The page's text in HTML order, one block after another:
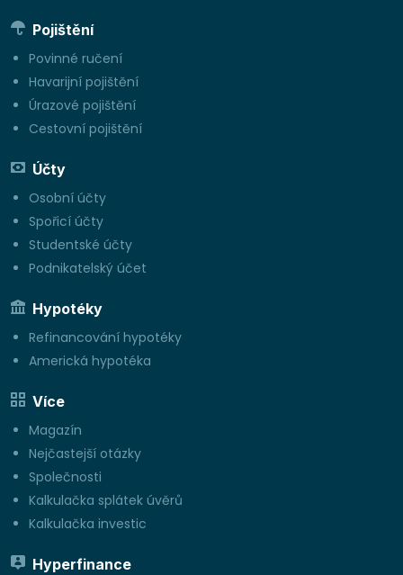
Pojištění
Povinné ručení
Havarijní pojištění
Úrazové pojištění
Cestovní pojištění
Účty
Osobní účty
Spořicí účty
Studentské účty
Podnikatelský účet
Hypotéky
Refinancování hypotéky
Americká hypotéka
Více
Magazín
Nejčastejší otázky
Společnosti
Kalkulačka splátek úvěrů
Kalkulačka investic
Hyperfinance